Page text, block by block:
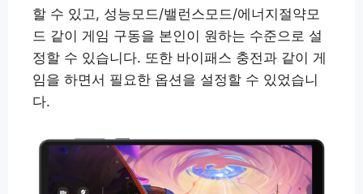
할 수 있고, 성능모드/밸런스모드/에너지절약모
드 같이 게임 구동을 본인이 원하는 수준으로 설
정할 수 있습니다. 또한 바이패스 충전과 같이 게
임을 하면서 필요한 옵션을 설정할 수 있었습니
다.